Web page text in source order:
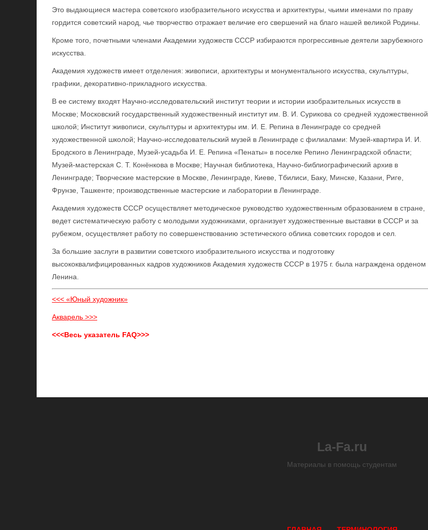
Это выдающиеся мастера советского изобразительного искусства и архитектуры, чьими именами по праву
гордится советский народ, чье творчество отражает величие его свершений на благо нашей великой Родины.
Кроме того, почетными членами Академии художеств СССР избираются прогрессивные деятели зарубежного
искусства.
Академия художеств имеет отделения: живописи, архитектуры и монументального искусства, скульптуры,
графики, декоративно-прикладного искусства.
В ее систему входят Научно-исследовательский институт теории и истории изобразительных искусств в
Москве; Московский государственный художественный институт им. В. И. Сурикова со средней художественной
школой; Институт живописи, скульптуры и архитектуры им. И. Е. Репина в Ленинграде со средней
художественной школой; Научно-исследовательский музей в Ленинграде с филиалами: Музей-квартира И. И.
Бродского в Ленинграде, Музей-усадьба И. Е. Репина «Пенаты» в поселке Репино Ленинградской области;
Музей-мастерская С. Т. Конёнкова в Москве; Научная библиотека, Научно-библиографический архив в
Ленинграде; Творческие мастерские в Москве, Ленинграде, Киеве, Тбилиси, Баку, Минске, Казани, Риге,
Фрунзе, Ташкенте; производственные мастерские и лаборатории в Ленинграде.
Академия художеств СССР осуществляет методическое руководство художественным образованием в стране,
ведет систематическую работу с молодыми художниками, организует художественные выставки в СССР и за
рубежом, осуществляет работу по совершенствованию эстетического облика советских городов и сел.
За большие заслуги в развитии советского изобразительного искусства и подготовку
высококвалифицированных кадров художников Академия художеств СССР в 1975 г. была награждена орденом
Ленина.
<<< «Юный художник»
Акварель >>>
<<<Весь указатель FAQ>>>
La-Fa.ru
Материалы в помощь студентам